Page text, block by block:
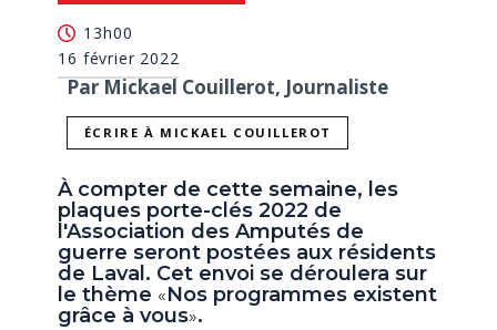
13h00
16 février 2022
Par Mickael Couillerot, Journaliste
ÉCRIRE À MICKAEL COUILLEROT
À compter de cette semaine, les
plaques porte-clés 2022 de
l'Association des Amputés de
guerre seront postées aux résidents
de Laval. Cet envoi se déroulera sur
le thème «Nos programmes existent
grâce à vous».